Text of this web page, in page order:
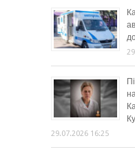
29.07.2026 16:25